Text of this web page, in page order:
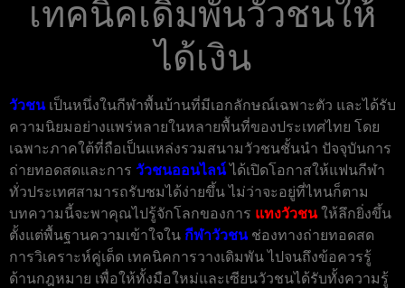
เทคนิคเดิมพันวัวชนให้
ได้เงิน
วัวชนเป็นหนึ่งในกีฬาพื้นบ้านที่มีเอกลักษณ์เฉพาะตัว และได้รับ
ความนิยมอย่างแพร่หลายในหลายพื้นที่ของประเทศไทย โดย
เฉพาะภาคใต้ที่ถือเป็นแหล่งรวมสนามวัวชนชั้นนำ ปัจจุบันการ
ถ่ายทอดสดและการ วัวชนออนไลน์ได้เปิดโอกาสให้แฟนกีฬา
ทั่วประเทศสามารถรับชมได้ง่ายขึ้น ไม่ว่าจะอยู่ที่ไหนก็ตาม
บทความนี้จะพาคุณไปรู้จักโลกของการ แทงวัวชนให้ลึกยิ่งขึ้น
ตั้งแต่พื้นฐานความเข้าใจใน กีฬาวัวชนช่องทางถ่ายทอดสด
การวิเคราะห์คู่เด็ด เทคนิคการวางเดิมพัน ไปจนถึงข้อควรรู้
ด้านกฎหมาย เพื่อให้ทั้งมือใหม่และเซียนวัวชนได้รับทั้งความรู้